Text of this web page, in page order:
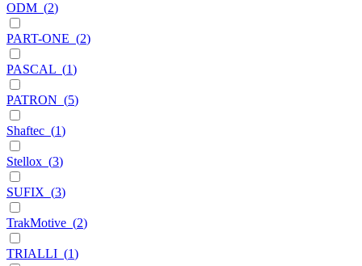
ODM (2)
PART-ONE (2)
PASCAL (1)
PATRON (5)
Shaftec (1)
Stellox (3)
SUFIX (3)
TrakMotive (2)
TRIALLI (1)